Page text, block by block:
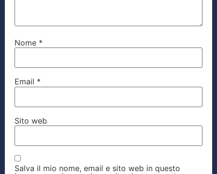
Nome *
Email *
Sito web
Salva il mio nome, email e sito web in questo